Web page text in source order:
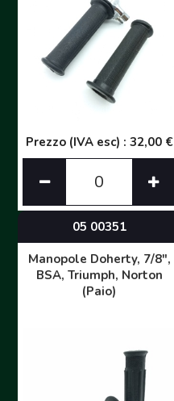
Prezzo (IVA esc) : 32,00 €
05 00351
Manopole Doherty, 7/8",
BSA, Triumph, Norton
(Paio)